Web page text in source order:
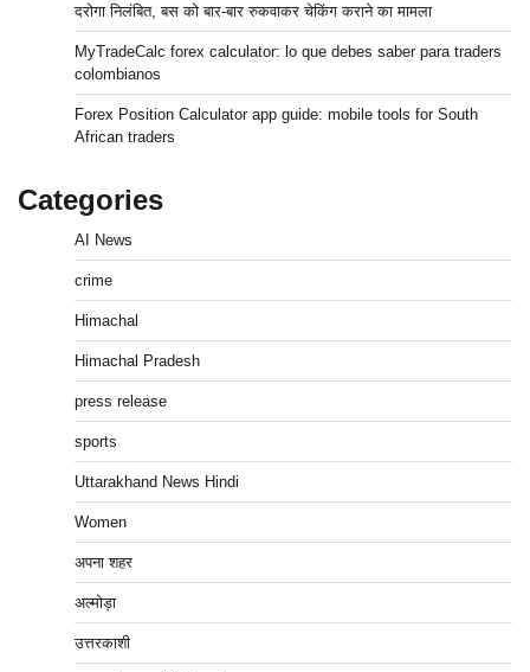
दरोगा निलंबित, बस को बार-बार रुकवाकर चेकिंग कराने का मामला
MyTradeCalc forex calculator: lo que debes saber para traders
colombianos
Forex Position Calculator app guide: mobile tools for South
African traders
Categories
AI News
crime
Himachal
Himachal Pradesh
press release
sports
Uttarakhand News Hindi
Women
अपना शहर
अल्मोड़ा
उत्तरकाशी